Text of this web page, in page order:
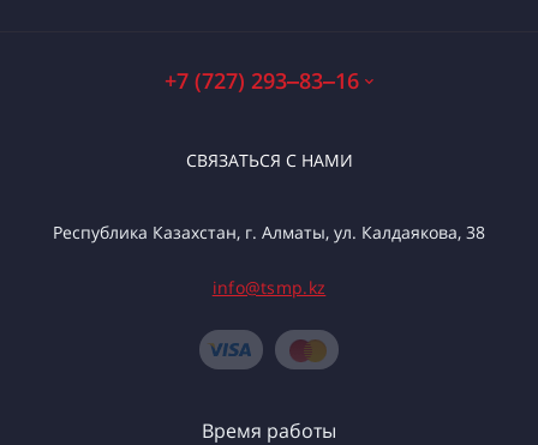
+7 (727) 293‒83‒16
СВЯЗАТЬСЯ С НАМИ
Республика Казахстан, г. Алматы, ул. Калдаякова, 38
info@tsmp.kz
Время работы